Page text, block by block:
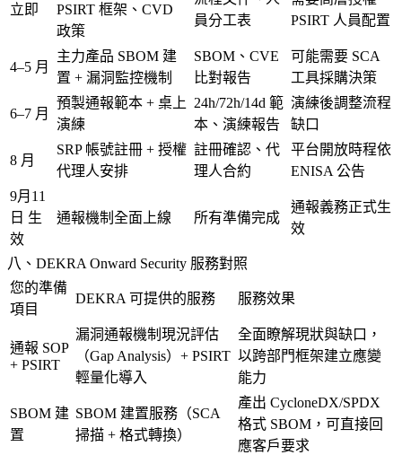
立即
PSIRT 框架、CVD
政策
員分工表
PSIRT 人員配置
4–5 月
主力產品 SBOM 建
置 + 漏洞監控機制
SBOM、CVE
比對報告
可能需要 SCA
工具採購決策
6–7 月
預製通報範本 + 桌上
演練
24h/72h/14d 範
本、演練報告
演練後調整流程
缺口
8 月
SRP 帳號註冊 + 授權
代理人安排
註冊確認、代
理人合約
平台開放時程依
ENISA 公告
9月11
日 生
效
通報機制全面上線 所有準備完成
通報義務正式生
效
八、DEKRA Onward Security 服務對照
您的準備
項目
DEKRA 可提供的服務 服務效果
通報 SOP
+ PSIRT
漏洞通報機制現況評估
（Gap Analysis）+ PSIRT
輕量化導入
全面瞭解現狀與缺口，
以跨部門框架建立應變
能力
SBOM 建
置
SBOM 建置服務（SCA
掃描 + 格式轉換）
產出 CycloneDX/SPDX
格式 SBOM，可直接回
應客戶要求